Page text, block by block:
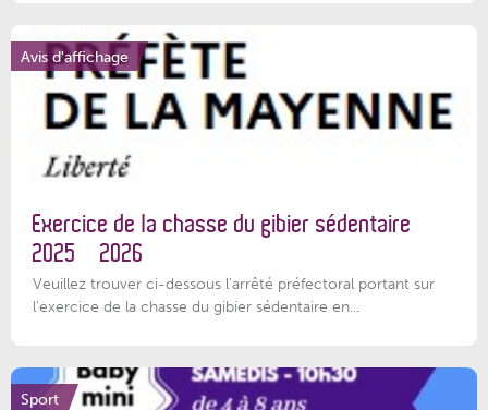
Avis d'affichage
Exercice de la chasse du gibier sédentaire
2025 – 2026
Veuillez trouver ci-dessous l'arrêté préfectoral portant sur
l'exercice de la chasse du gibier sédentaire en...
Sport